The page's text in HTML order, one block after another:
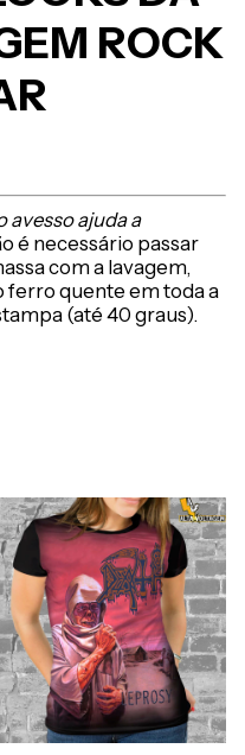
ROCK
avesso ajuda a
é necessário passar
com a lavagem,
ferro quente em toda a
(até 40 graus).